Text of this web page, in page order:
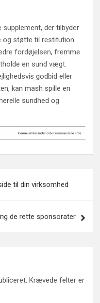
der tilbyder
støtte til restitution.
fordøjelsen, fremme
en sund vægt.
godbid eller
kan mash spille en
sundhed og
til din virksomhed
de rette sponsorater
Krævede felter er